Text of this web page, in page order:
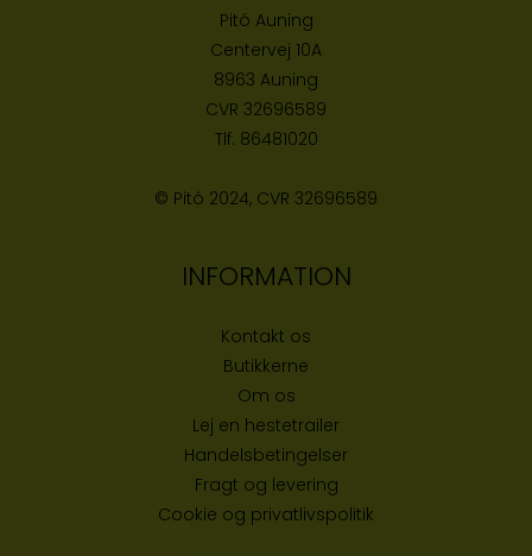
Pitó Auning
Centervej 10A
8963 Auning
CVR 32696589
Tlf: 86481020
© Pitó 2024, CVR 32696589
INFORMATION
Kontakt os
Butikkerne
Om os
Lej en hestetrailer
Handelsbetingelser
Fragt og levering
Cookie og privatlivspolitik